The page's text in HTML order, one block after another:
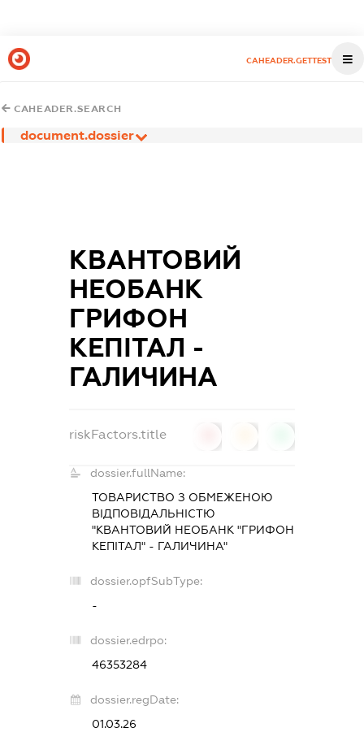
CAHEADER.GETTEST
CAHEADER.SEARCH
document.dossier
КВАНТОВИЙ
НЕОБАНК
ГРИФОН
КЕПІТАЛ -
ГАЛИЧИНА
riskFactors.title
dossier.fullName:
ТОВАРИСТВО З ОБМЕЖЕНОЮ
ВІДПОВІДАЛЬНІСТЮ
"КВАНТОВИЙ НЕОБАНК "ГРИФОН
КЕПІТАЛ" - ГАЛИЧИНА"
dossier.opfSubType:
-
dossier.edrpo:
46353284
dossier.regDate:
01.03.26